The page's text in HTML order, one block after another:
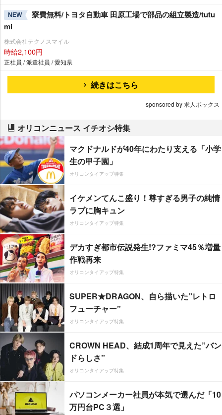
NEW
寮費無料/トヨタ自動車 田原工場で部品の組立製造/tutu
mi
株式会社テクノスマイル
時給2,100円
正社員 / 派遣社員 / 愛知県
続きはこちら
sponsored by 求人ボックス
オリコンニュース イチオシ特集
マクドナルドが40年にわたり支える「小学
生の甲子園」
オリコンタイアップ特集
イケメンてんこ盛り！尊すぎる男子の純情
ラブに胸キュン
オリコンタイアップ特集
デカすぎ都市伝説発生!?ファミマ45％増量
作戦再来
オリコンタイアップ特集
SUPER★DRAGON、自ら描いた”レトロ
フューチャー”
オリコンタイアップ特集
CROWN HEAD、結成1周年で見えた”バン
ドらしさ”
オリコンタイアップ特集
パソコンメーカー社員が本気で選んだ「10
万円台PC３選」